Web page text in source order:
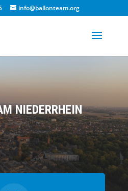
info@ballonteam.org
NIEDERRHEIN